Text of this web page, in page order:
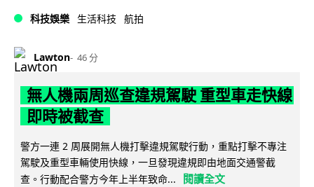
科技娛樂 生活科技 航拍
Lawton 46 分
無人機兩周巡查違規駕駛 重型車走快線
即時被截查
警方一連 2 周展開無人機打擊違規駕駛行動，重點打擊不專注
駕駛及重型車輛使用快線，一旦發現違規即由地面交通警截
查。行動配合警方今年上半年致命...
閱讀全文